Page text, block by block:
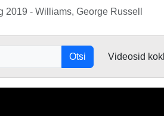
2019 - Williams, George Russell
Otsi Videosid